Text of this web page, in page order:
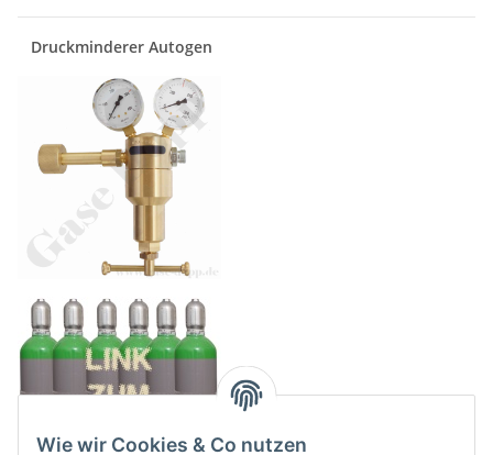
Druckminderer Autogen
Wie wir Cookies & Co nutzen